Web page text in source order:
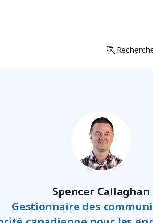
Spencer Callaghan
Gestionnaire des